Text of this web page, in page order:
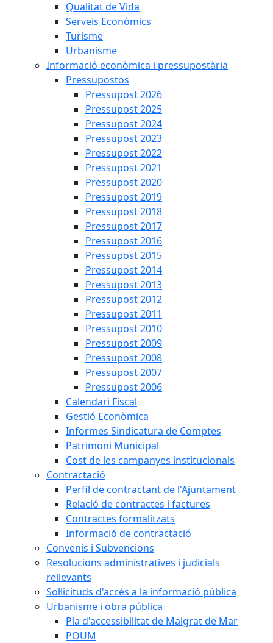
Qualitat de Vida
Serveis Econòmics
Turisme
Urbanisme
Informació econòmica i pressupostària
Pressupostos
Pressupost 2026
Pressupost 2025
Pressupost 2024
Pressupost 2023
Pressupost 2022
Pressupost 2021
Pressupost 2020
Pressupost 2019
Pressupost 2018
Pressupost 2017
Pressupost 2016
Pressupost 2015
Pressupost 2014
Pressupost 2013
Pressupost 2012
Pressupost 2011
Pressupost 2010
Pressupost 2009
Pressupost 2008
Pressupost 2007
Pressupost 2006
Calendari Fiscal
Gestió Econòmica
Informes Sindicatura de Comptes
Patrimoni Municipal
Cost de les campanyes institucionals
Contractació
Perfil de contractant de l'Ajuntament
Relació de contractes i factures
Contractes formalitzats
Informació de contractació
Convenis i Subvencions
Resolucions administratives i judicials
rellevants
Sol·licituds d'accés a la informació pública
Urbanisme i obra pública
Pla d'accessibilitat de Malgrat de Mar
POUM